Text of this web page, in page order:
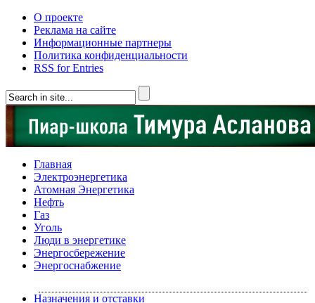
О проекте
Реклама на сайте
Информационные партнеры
Политика конфиденциальности
RSS for Entries
Главная
Электроэнергетика
Атомная Энергетика
Нефть
Газ
Уголь
Люди в энергетике
Энергосбережение
Энергоснабжение
Назначения и отставки